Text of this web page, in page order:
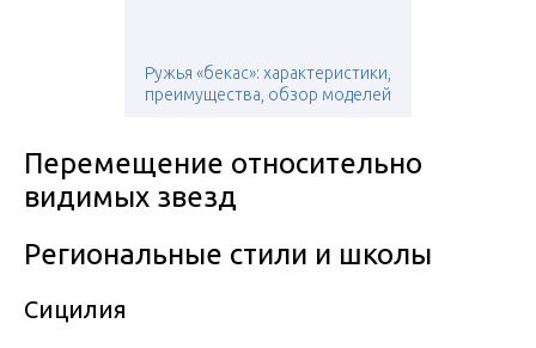
Ружья «бекас»: характеристики,
преимущества, обзор моделей
Перемещение относительно
видимых звезд
Региональные стили и школы
Сицилия